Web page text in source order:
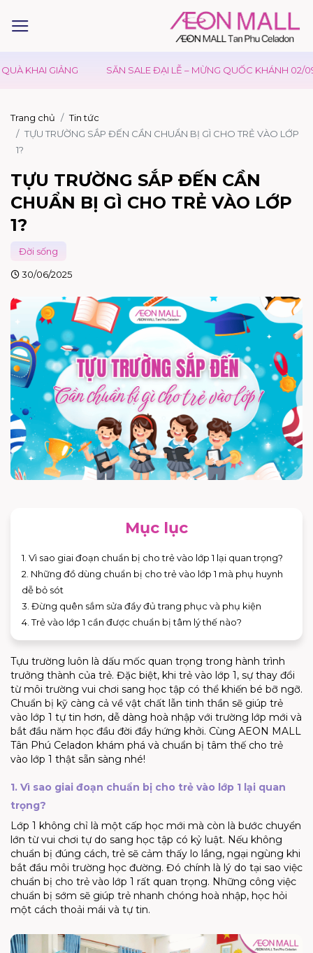
GIẢNG SĂN SALE ĐẠI LỄ – MỪNG QUỐC KHÁNH 02/09
Trang chủ
Tin tức
TỰU TRƯỜNG SẮP ĐẾN CẦN CHUẨN BỊ GÌ CHO TRẺ VÀO LỚP
1?
TỰU TRƯỜNG SẮP ĐẾN CẦN
CHUẨN BỊ GÌ CHO TRẺ VÀO LỚP
1?
Đời sống
30/06/2025
Mục lục
1. Vì sao giai đoạn chuẩn bị cho trẻ vào lớp 1 lại quan trọng?
2. Những đồ dùng chuẩn bị cho trẻ vào lớp 1 mà phụ huynh
dễ bỏ sót
3. Đừng quên sắm sửa đầy đủ trang phục và phụ kiện
4. Trẻ vào lớp 1 cần được chuẩn bị tâm lý thế nào?
Tựu trường luôn là dấu mốc quan trọng trong hành trình
trưởng thành của trẻ. Đặc biệt, khi trẻ vào lớp 1, sự thay đổi
từ môi trường vui chơi sang học tập có thể khiến bé bỡ ngỡ.
Chuẩn bị kỹ càng cả về vật chất lẫn tinh thần sẽ giúp trẻ
vào lớp 1 tự tin hơn, dễ dàng hoà nhập với trường lớp mới và
bắt đầu năm học đầu đời đầy hứng khởi. Cùng AEON MALL
Tân Phú Celadon khám phá và chuẩn bị tâm thế cho trẻ
vào lớp 1 thật sẵn sàng nhé!
1. Vì sao giai đoạn chuẩn bị cho trẻ vào lớp 1 lại quan
trọng?
Lớp 1 không chỉ là một cấp học mới mà còn là bước chuyển
lớn từ vui chơi tự do sang học tập có kỷ luật. Nếu không
chuẩn bị đúng cách, trẻ sẽ cảm thấy lo lắng, ngại ngùng khi
bắt đầu môi trường học đường. Đó chính là lý do tại sao việc
chuẩn bị cho trẻ vào lớp 1 rất quan trọng. Những công việc
chuẩn bị sớm sẽ giúp trẻ nhanh chóng hoà nhập, học hỏi
một cách thoải mái và tự tin.